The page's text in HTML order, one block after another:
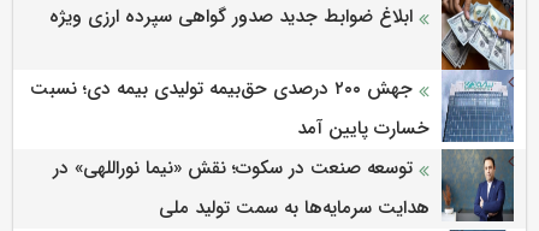
ابلاغ ضوابط جدید صدور گواهی سپرده ارزی ویژه
جهش ۲۰۰ درصدی حق‌بیمه تولیدی بیمه دی؛ نسبت
خسارت پایین آمد
توسعه صنعت در سکوت؛ نقش «نیما نوراللهی» در
هدایت سرمایه‌ها به سمت تولید ملی